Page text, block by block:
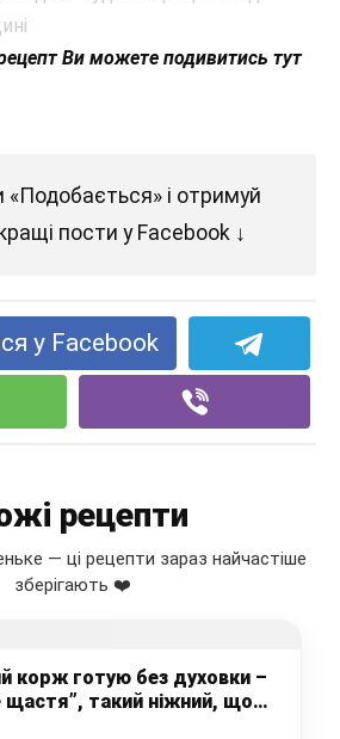
Ви можете подивитись тут
«Подобається» і отримуй
пости у Facebook ↓
у Facebook
рецепти
— ці рецепти зараз найчастіше
зберігають ❤️
корж готую без духовки –
щастя”, такий ніжний, що